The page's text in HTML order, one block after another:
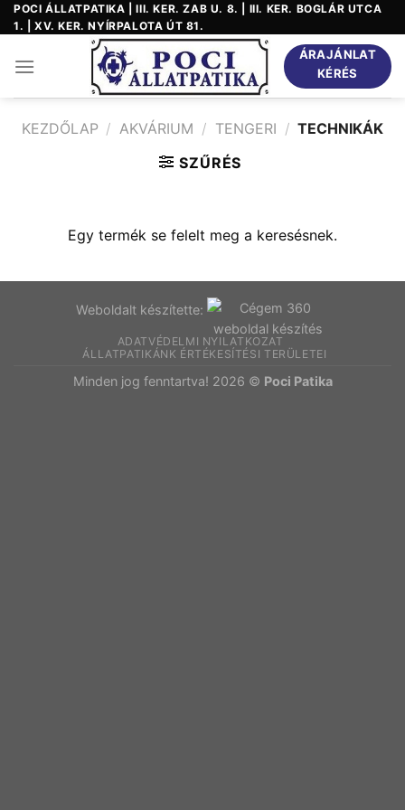
Skip
to
POCI ÁLLATPATIKA | III. KER. ZAB U. 8. | III. KER. BOGLÁR UTCA
1. | XV. KER. NYÍRPALOTA ÚT 81.
ÁRAJÁNLAT
KÉRÉS
KEZDŐLAP / AKVÁRIUM / TENGERI / TECHNIKÁK
SZŰRÉS
Egy termék se felelt meg a keresésnek.
Weboldalt készítette:
ADATVÉDELMI NYILATKOZAT
ÁLLATPATIKÁNK ÉRTÉKESÍTÉSI TERÜLETEI
Minden jog fenntartva! 2026 © Poci Patika